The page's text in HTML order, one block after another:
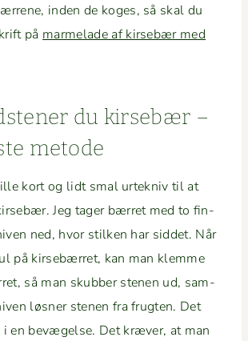
inden de koges, så skal du
på marme­lade af kirse­bær med
du kirse­bær –
metode
kort og lidt smal urtekniv til at
Jeg tager bær­ret med to fin­
ned, hvor stilken har sid­det. Når
på kirse­bær­ret, kan man klemme
så man skub­ber ste­nen ud, sam­
løs­ner ste­nen fra frugten. Det
i en bevægelse. Det kræver, at man